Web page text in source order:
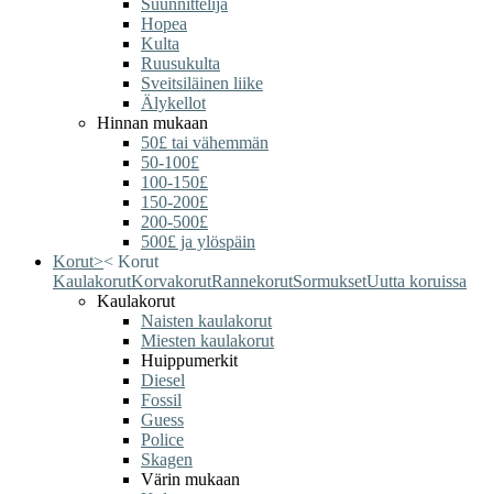
Suunnittelija
Hopea
Kulta
Ruusukulta
Sveitsiläinen liike
Älykellot
Hinnan mukaan
50£ tai vähemmän
50-100£
100-150£
150-200£
200-500£
500£ ja ylöspäin
Korut>< Korut
KaulakorutKorvakorutRannekorutSormuksetUutta koruissa
Kaulakorut
Naisten kaulakorut
Miesten kaulakorut
Huippumerkit
Diesel
Fossil
Guess
Police
Skagen
Värin mukaan